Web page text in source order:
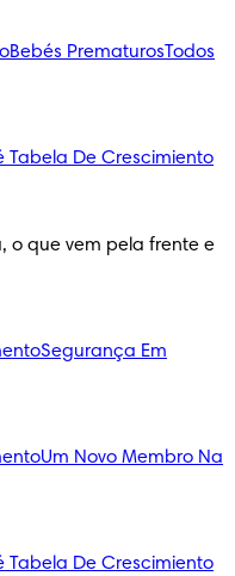
Bebés PrematurosTodos
Tabela De Crescimiento
o que vem pela frente e
Segurança Em
Um Novo Membro Na
Tabela De Crescimiento